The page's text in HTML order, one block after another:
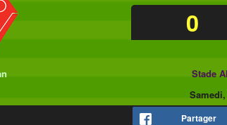
0
Stade
Partager